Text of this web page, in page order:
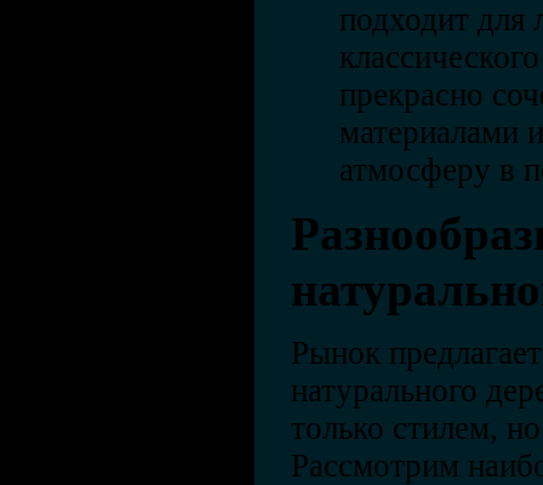
подходит для
прекрасно
материалами
атмосферу в
Рынок
натурального
только стилем,
Рассмотрим